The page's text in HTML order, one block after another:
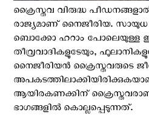
ക്രൈസ്തവ വിരുദ്ധ
രാജ്യമാണ് നൈജീരിയ.
ബൊക്കോ ഹറാം പോലെയുള്ള
തീവ്രവാദികളുടേയും,
നൈജീരിയന്‍ ക്രൈസ്തവരുടെ
ആയിരകണക്കിന് ക്രൈസ്തവരാണ്
ഭാഗങ്ങളില്‍ കൊല്ലപ്പെടുന്നത്.